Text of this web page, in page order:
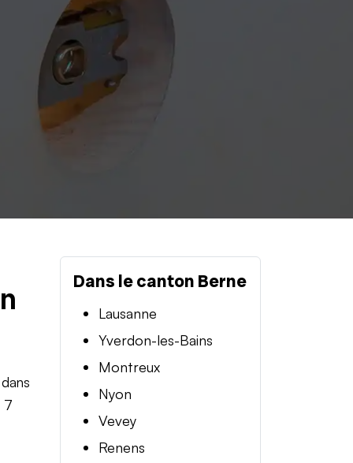
7
Dans le canton Berne
Lausanne
Yverdon-les-Bains
Montreux
Nyon
Vevey
Renens